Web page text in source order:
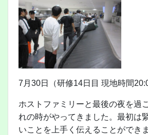
7月30日（研修14日目 現地時間
ホストファミリーと最後の夜を過
れの時がやってきました。最初は
いことを上手く伝えることができ